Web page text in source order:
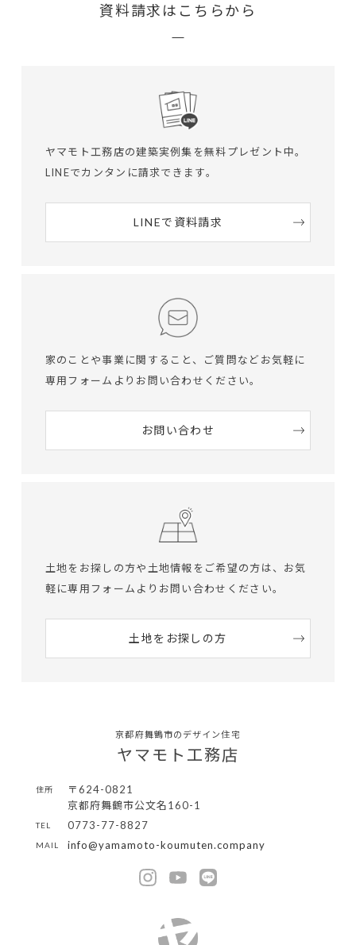
資料請求はこちらから
ヤマモト工務店の建築実例集を無料プレゼント中。
LINEでカンタンに請求できます。
LINEで資料請求
家のことや事業に関すること、ご質問など お気軽に
専用フォームよりお問い合わせください。
お問い合わせ
土地をお探しの方や土地情報をご希望の方は、 お気
軽に専用フォームよりお問い合わせください。
土地をお探しの方
京都府舞鶴市のデザイン住宅
ヤマモト工務店
住所
〒624-0821
京都府舞鶴市公文名160-1
TEL 0773-77-8827
MAIL info@yamamoto-koumuten.company